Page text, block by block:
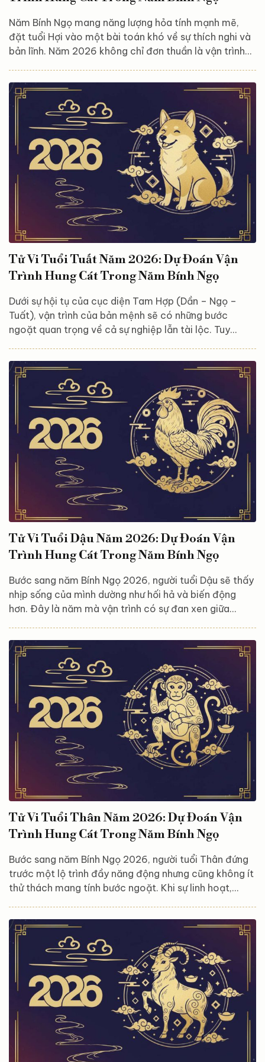
Năm Bính Ngọ mang năng lượng hỏa tính mạnh mẽ,
đặt tuổi Hợi vào một bài toán khó về sự thích nghi và
bản lĩnh. Năm 2026 không chỉ đơn thuần là vận trình
giải mã dòng chảy năng lượng trong năm, từ sự
nghiệp, tài lộc đến gia đạo, giúp tuổi Hợi ‘biết người
biết ta’ để làm chủ vận mệnh của chính mình. Tổng
quan vận trình tuổi Hợi năm 2026 Sau một năm chịu...
Tử Vi Tuổi Tuất Năm 2026: Dự Đoán Vận
Trình Hung Cát Trong Năm Bính Ngọ
Dưới sự hội tụ của cục diện Tam Hợp (Dần – Ngọ –
Tuất), vận trình của bản mệnh sẽ có những bước
ngoặt quan trọng về cả sự nghiệp lẫn tài lộc. Tuy
chứa những “hố đen” vận hạn nào cần lưu tâm? Hãy
cùng Astroreka giải mã chi tiết tử vi tuổi Tuất năm
2026 để nắm bắt thiên thời và chủ động làm chủ vận
mệnh. Tổng quan vận trình tuổi Tuất năm 2026 Bước
sang năm 2026, vận trình của người tuổi Tuất bắt
đầu...
Tử Vi Tuổi Dậu Năm 2026: Dự Đoán Vận
Trình Hung Cát Trong Năm Bính Ngọ
Bước sang năm Bính Ngọ 2026, người tuổi Dậu sẽ thấy
nhịp sống của mình dường như hối hả và biến động
hơn. Đây là năm mà vận trình có sự đan xen giữa
lòng kiên nhẫn. Liệu bạn đã sẵn sàng để đón nhận
những cơn gió ngược và biến chúng thành động lực để
vươn xa? Tổng quan vận trình tuổi Dậu năm 2026
Bước sang năm 2026, vận trình của người tuổi Dậu
nhìn chung khá ổn định và dễ thở hơn so với những...
Tử Vi Tuổi Thân Năm 2026: Dự Đoán Vận
Trình Hung Cát Trong Năm Bính Ngọ
Bước sang năm Bính Ngọ 2026, người tuổi Thân đứng
trước một lộ trình đầy năng động nhưng cũng không ít
thử thách mang tính bước ngoặt. Khi sự linh hoạt,
những chuyển biến mạnh mẽ chính thức bắt đầu. Đây
không phải là thời điểm để dừng chân trong vùng an
toàn, mà là lúc những chú Khỉ cần phát huy tối đa tư
duy chiến lược và khả năng thích nghi nhạy bén để
biến...